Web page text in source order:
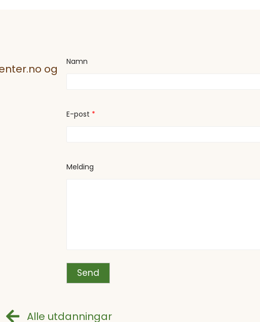
og
a
p
Namn
E-post *
Melding
Send
Alle utdanningar